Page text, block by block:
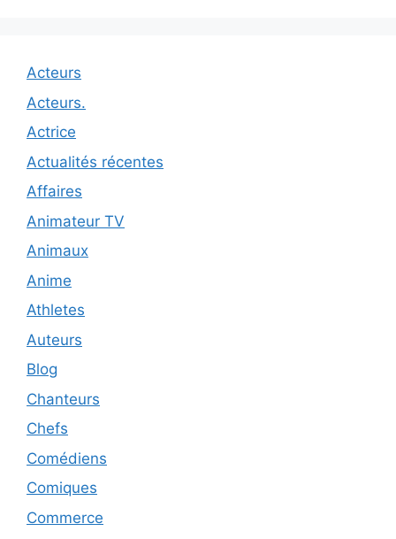
Acteurs
Acteurs.
Actrice
Actualités récentes
Affaires
Animateur TV
Animaux
Anime
Athletes
Auteurs
Blog
Chanteurs
Chefs
Comédiens
Comiques
Commerce